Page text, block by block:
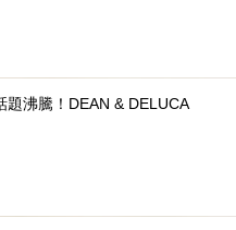
題沸騰！DEAN & DELUCA